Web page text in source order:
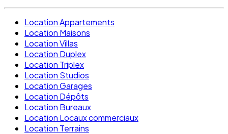
Location Appartements
Location Maisons
Location Villas
Location Duplex
Location Triplex
Location Studios
Location Garages
Location Dépôts
Location Bureaux
Location Locaux commerciaux
Location Terrains